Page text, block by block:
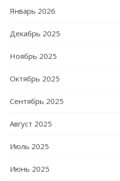
Январь 2026
Декабрь 2025
Ноябрь 2025
Октябрь 2025
Сентябрь 2025
Август 2025
Июль 2025
Июнь 2025